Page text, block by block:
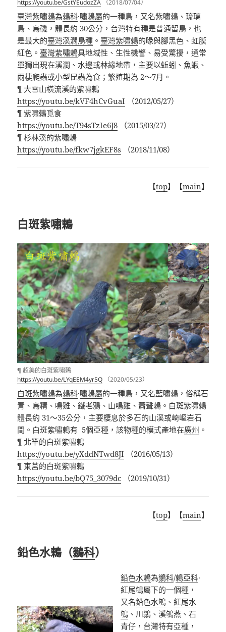
https://youtu.be/GstYEudozZA （2018/07/04）
臺灣紫嘯鶇為鶇科·嘯鶇屬的一種鳥，又名紫嘯鶇、琉璃
鳥、烏磯，體長約 30公分，台灣特有種是普通留鳥，也
是最大的臺灣溪澗鳥種 。 臺灣紫嘯鶇的喙與腳黑色、虹膜
紅色。 臺灣紫嘯鶇具地域性、生性機警、易受驚擾，通常
單獨出現在溪澗、水邊或林緣地帶，主要以蚯蚓、魚蝦、
兩棲爬蟲或小型昆蟲為食；繁殖期為 2～7月。
¶ 大雪山橫流溪的紫嘯鶇
https://youtu.be/kVF4hCvGuaI （2012/05/27）
¶ 紫嘯鶇覓食
https://youtu.be/T94sTzIe6J8 （2015/03/27）
¶ 杉林溪的紫嘯鶇
https://youtu.be/fkw7jgkEF8s （2018/11/08）
【top】【main】
白斑紫嘯鶇
¶ 超美的白斑紫嘯鶇
https://youtu.be/LYqEEM4yr5Q （2020/05/23）
白斑紫嘯鶇為鶇科·嘯鶇屬的一種鳥，又名藍嘯鶇，俗稱石
青、烏精、鳴雞、鐵老鴉、山鳴雞、蕭聲鶇。白斑紫嘯鶇
體長約 31～35公分，主要棲息於多石的山溪或崎嶇岩石
間。白斑紫嘯鶇有 5個亞種，該物種的模式產地在廣州 。
¶ 北竿的白斑紫嘯鶇
https://youtu.be/yXddNTwd8JI （2016/05/13）
¶ 東莒的白斑紫嘯鶇
https://youtu.be/bQ75_3079dc （2019/10/31）
【top】【main】
鉛色水鶇（鶲科）
鉛色水鶇為鶲科/鶇亞科·
紅尾鴝屬下的一個種，
又名鉛色水鴝 、紅尾水
鴝 、川鶲、溪鴝燕、石
青仔，台灣特有亞種，